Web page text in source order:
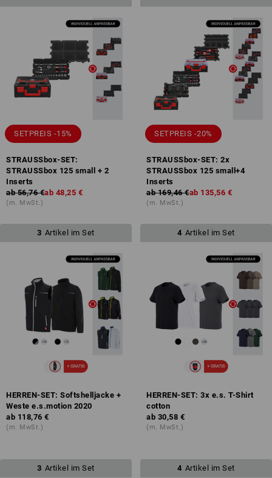
SETPREIS -15%
STRAUSSbox-SET:
STRAUSSbox 125 small + 2
Inserts
ab 56,76 €ab 48,25 €
(m. MwSt.)
SETPREIS -20%
STRAUSSbox-SET: 2x
STRAUSSbox 125 small+4
Inserts
ab 169,46 €ab 135,56 €
(m. MwSt.)
3 Artikel im Set
HERREN-SET: Softshelljacke +
Weste e.s.motion 2020
ab 118,76 €
(m. MwSt.)
4 Artikel im Set
HERREN-SET: 3x e.s. T-Shirt
cotton
ab 30,58 €
(m. MwSt.)
3 Artikel im Set 4 Artikel im Set